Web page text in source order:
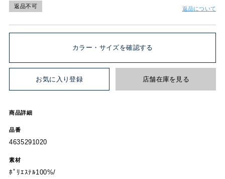
返品不可 返品について
カラー・サイズを確認する
お気に入り登録 店舗在庫を見る
商品詳細
品番
4635291020
素材
ﾎﾟﾘｴｽﾃﾙ100%/